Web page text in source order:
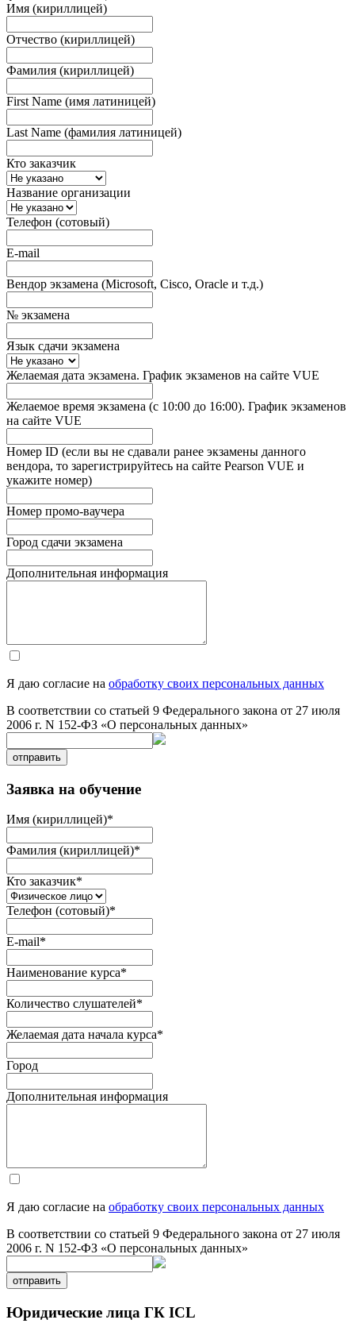
Имя (кириллицей)
Отчество (кириллицей)
Фамилия (кириллицей)
First Name (имя латиницей)
Last Name (фамилия латиницей)
Кто заказчик
Название организации
Телефон (сотовый)
E-mail
Вендор экзамена (Microsoft, Cisco, Oracle и т.д.)
№ экзамена
Язык сдачи экзамена
Желаемая дата экзамена. График экзаменов на сайте VUE
Желаемое время экзамена (с 10:00 до 16:00). График экзаменов
на сайте VUE
Номер ID (если вы не сдавали ранее экзамены данного
вендора, то зарегистрируйтесь на сайте Pearson VUE и
укажите номер)
Номер промо-ваучера
Город сдачи экзамена
Дополнительная информация
Я даю согласие на обработку своих персональных данных
В соответствии со статьей 9 Федерального закона от 27 июля
2006 г. N 152-ФЗ «О персональных данных»
отправить
Заявка на обучение
Имя (кириллицей)*
Фамилия (кириллицей)*
Кто заказчик*
Телефон (сотовый)*
E-mail*
Наименование курса*
Количество слушателей*
Желаемая дата начала курса*
Город
Дополнительная информация
Я даю согласие на обработку своих персональных данных
В соответствии со статьей 9 Федерального закона от 27 июля
2006 г. N 152-ФЗ «О персональных данных»
отправить
Юридические лица ГК ICL